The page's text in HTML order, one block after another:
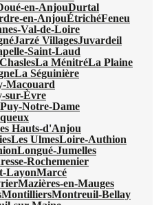
en-AnjouDurtal
en-AnjouÉtrichéFeneu
Val-de-Loire
Jarzé VillagesJuvardeil
Saint-Laud
La MénitréLa Plaine
La Séguinière
Macouard
sur-Èvre
Notre-Dame
Hauts-d'Anjou
Les UlmesLoire-Authion
Longué-Jumelles
Rochemenier
LayonMarcé
Mazières-en-Mauges
MontilliersMontreuil-Bellay